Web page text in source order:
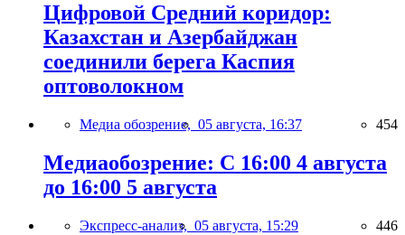
Цифровой Средний коридор:
Казахстан и Азербайджан
соединили берега Каспия
оптоволокном
Медиа обозрение, 05 августа, 16:37 454
Медиаобозрение: С 16:00 4 августа
до 16:00 5 августа
Экспресс-анализ, 05 августа, 15:29 446